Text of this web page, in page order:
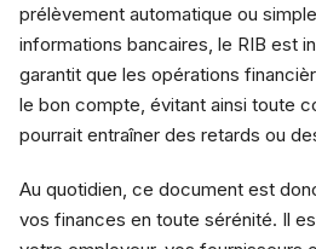
prélèvement automatique ou
informations bancaires, le RIB est
garantit que les opérations
le bon compte, évitant ainsi toute
pourrait entraîner des retards ou
Au quotidien, ce document est
vos finances en toute sérénité. Il